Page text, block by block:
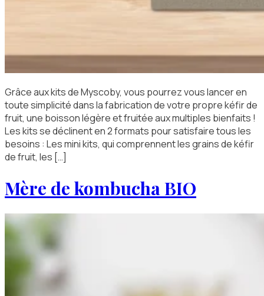
Grâce aux kits de Myscoby, vous pourrez vous lancer en
toute simplicité dans la fabrication de votre propre kéfir de
fruit, une boisson légère et fruitée aux multiples bienfaits !
Les kits se déclinent en 2 formats pour satisfaire tous les
besoins : Les mini kits, qui comprennent les grains de kéfir
de fruit, les […]
Mère de kombucha BIO